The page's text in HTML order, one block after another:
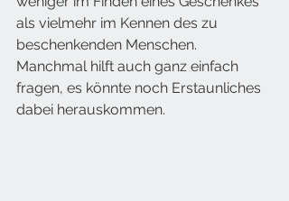
als vielmehr im Kennen des zu
beschenkenden Menschen.
Manchmal hilft auch ganz einfach
fragen, es könnte noch Erstaunliches
dabei herauskommen.